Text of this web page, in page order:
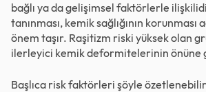
bağlı ya da gelişimsel faktörlerle
tanınması, kemik sağlığının korunması
önem taşır. Raşitizm riski yüksek olan
ilerleyici kemik deformitelerinin önüne
Başlıca risk faktörleri şöyle